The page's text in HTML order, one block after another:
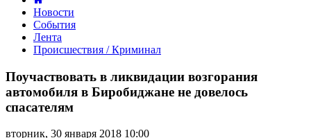
Новости
События
Лента
Происшествия / Криминал
в
ликвидации
возгорания
автомобиля
Поучаствовать в ликвидации возгорания
автомобиля в Биробиджане не довелось
спасателям
вторник, 30 января 2018 10:00